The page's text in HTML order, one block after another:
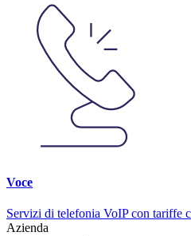
Voce
Servizi di telefonia VoIP con tariffe
Azienda